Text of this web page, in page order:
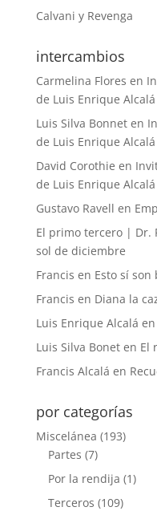
Calvani y Revenga
intercambios
Carmelina Flores en
de Luis Enrique Alcalá
Luis Silva Bonneten
de Luis Enrique Alcalá
David Corothie en
de Luis Enrique Alcalá
Gustavo Ravell en
El primo tercero | Dr.
sol de diciembre
Francis en Esto sí son
Francis en Diana la
Luis Enrique Alcalá en
Luis Silva Boneten El
Francis Alcalá en
por categorías
Miscelánea (193)
Partes (7)
Por la rendija (1)
Terceros (109)